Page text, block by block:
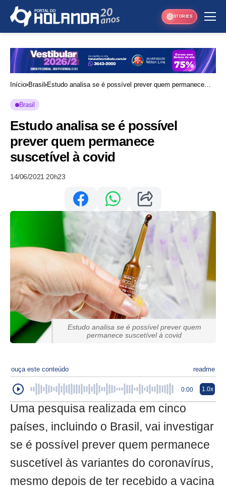
STORIES
Início Brasil
Estudo analisa se é possível prever quem permanece
Brasil
Estudo analisa se é possível
prever quem permanece
suscetível à covid
14/06/2021 20h23
Estudo analisa se é possível prever quem
permanece suscetível à covid
ouça este conteúdo readme
0:00 1.0x
Uma pesquisa realizada em cinco
países, incluindo o Brasil, vai investigar
se é possível prever quem permanece
suscetível às variantes do coronavírus,
mesmo depois de ter recebido a vacina